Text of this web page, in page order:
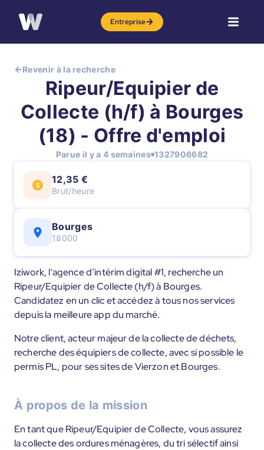
Entreprise
Revenir à la recherche
Ripeur/Equipier de
Collecte (h/f) à Bourges
(18) - Offre d'emploi
Parue il y a 4 semaines 1327906682
12,35 €
Brut/heure
Bourges
18000
Iziwork, l'agence d’intérim digital #1, recherche un
Ripeur/Equipier de Collecte (h/f) à Bourges.
Candidatez en un clic et accédez à tous nos services
depuis la meilleure app du marché.
Notre client, acteur majeur de la collecte de déchets,
recherche des équipiers de collecte, avec si possible le
permis PL, pour ses sites de Vierzon et Bourges.
À propos de la mission
En tant que Ripeur/Equipier de Collecte, vous assurez
la collecte des ordures ménagères, du tri sélectif ainsi